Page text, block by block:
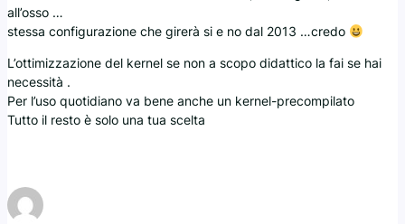
all’osso …
stessa configurazione che girerà si e no dal 2013 …credo
L’ottimizzazione del kernel se non a scopo didattico la fai se hai
necessità .
Per l’uso quotidiano va bene anche un kernel-precompilato
Tutto il resto è solo una tua scelta